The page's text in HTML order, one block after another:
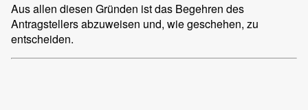
Aus allen diesen Gründen ist das Begehren des
Antragstellers abzuweisen und, wie geschehen, zu
entscheiden.